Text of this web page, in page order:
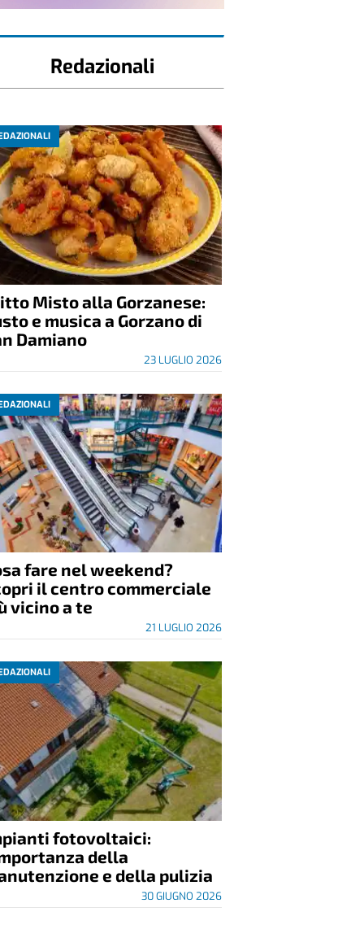
Redazionali
Misto alla Gorzanese:
e musica a Gorzano di
Damiano
23 LUGLIO 2026
fare nel weekend?
il centro commerciale
vicino a te
21 LUGLIO 2026
fotovoltaici:
della
e della pulizia
30 GIUGNO 2026